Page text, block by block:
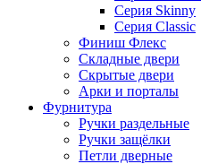
Серия Skinny
Серия Classic
Финиш Флекс
Складные двери
Скрытые двери
Арки и порталы
Фурнитура
Ручки раздельные
Ручки защёлки
Петли дверные